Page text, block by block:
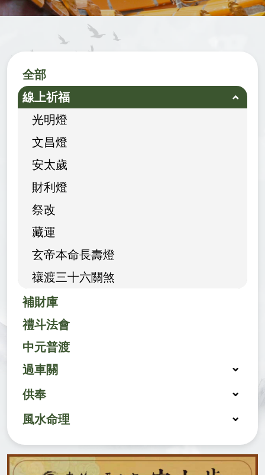
全部
線上祈福
光明燈
文昌燈
安太歲
財利燈
祭改
藏運
玄帝本命長壽燈
禳渡三十六關煞
補財庫
禮斗法會
中元普渡
過車關
供奉
風水命理